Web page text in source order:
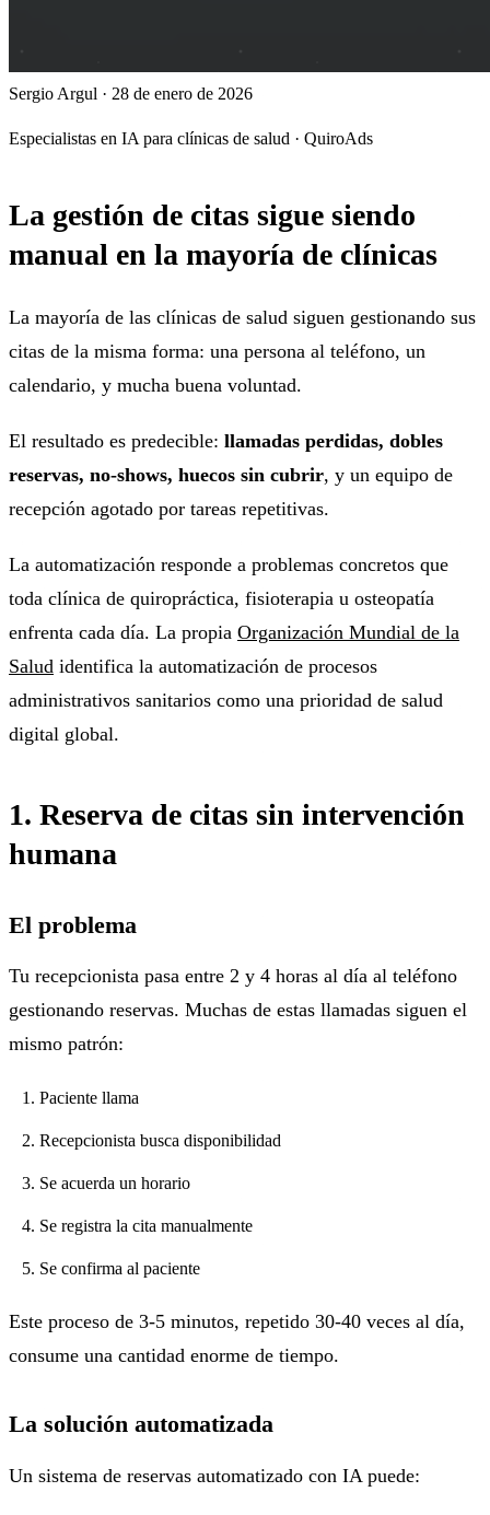
Sergio Argul · 28 de enero de 2026
Especialistas en IA para clínicas de salud · QuiroAds
La gestión de citas sigue siendo
manual en la mayoría de clínicas
La mayoría de las clínicas de salud siguen gestionando sus
citas de la misma forma: una persona al teléfono, un
calendario, y mucha buena voluntad.
El resultado es predecible: llamadas perdidas, dobles
reservas, no-shows, huecos sin cubrir, y un equipo de
recepción agotado por tareas repetitivas.
La automatización responde a problemas concretos que
toda clínica de quiropráctica, fisioterapia u osteopatía
enfrenta cada día. La propia Organización Mundial de la
Salud identifica la automatización de procesos
administrativos sanitarios como una prioridad de salud
digital global.
1. Reserva de citas sin intervención
humana
El problema
Tu recepcionista pasa entre 2 y 4 horas al día al teléfono
gestionando reservas. Muchas de estas llamadas siguen el
mismo patrón:
Paciente llama
Recepcionista busca disponibilidad
Se acuerda un horario
Se registra la cita manualmente
Se confirma al paciente
Este proceso de 3-5 minutos, repetido 30-40 veces al día,
consume una cantidad enorme de tiempo.
La solución automatizada
Un sistema de reservas automatizado con IA puede: